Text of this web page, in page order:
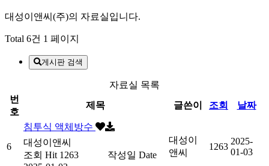
대성이앤씨(주)의 자료실입니다.
Total 6건 1 페이지
게시판 검색
자료실 목록
번
호
제목 글쓴이 조회 날짜
6
침투식 액체방수
대성이앤씨
조회 Hit 1263 작성일 Date
대성이
앤씨
1263
2025-
01-03